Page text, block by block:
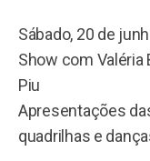
Sábado, 20 de
Show com Valéria
Piu
Apresentações
quadrilhas e